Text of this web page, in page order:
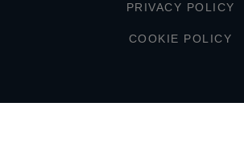
PRIVACY POLICY
COOKIE POLICY